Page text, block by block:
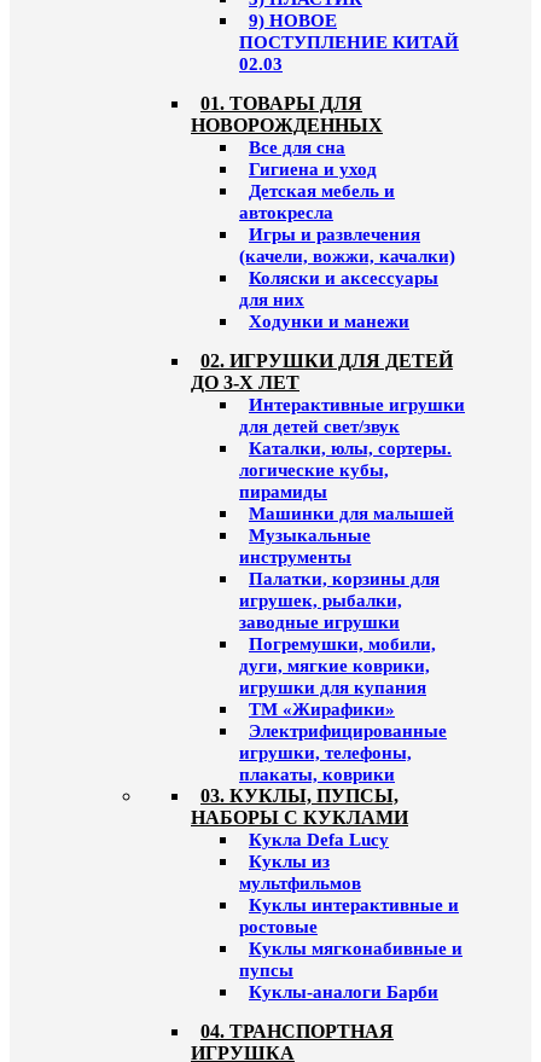
9) НОВОЕ
ПОСТУПЛЕНИЕ КИТАЙ
02.03
01. ТОВАРЫ ДЛЯ
НОВОРОЖДЕННЫХ
Все для сна
Гигиена и уход
Детская мебель и
автокресла
Игры и развлечения
(качели, вожжи, качалки)
Коляски и аксессуары
для них
Ходунки и манежи
02. ИГРУШКИ ДЛЯ ДЕТЕЙ
ДО 3-Х ЛЕТ
Интерактивные игрушки
для детей свет/звук
Каталки, юлы, сортеры.
логические кубы,
пирамиды
Машинки для малышей
Музыкальные
инструменты
Палатки, корзины для
игрушек, рыбалки,
заводные игрушки
Погремушки, мобили,
дуги, мягкие коврики,
игрушки для купания
ТМ «Жирафики»
Электрифицированные
игрушки, телефоны,
плакаты, коврики
03. КУКЛЫ, ПУПСЫ,
НАБОРЫ С КУКЛАМИ
Кукла Defa Lucy
Куклы из
мультфильмов
Куклы интерактивные и
ростовые
Куклы мягконабивные и
пупсы
Куклы-аналоги Барби
04. ТРАНСПОРТНАЯ
ИГРУШКА